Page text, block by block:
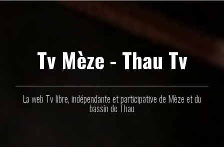
Tv Mèze - Thau Tv
La web Tv libre, indépendante et participative de Mèze et du
bassin de Thau